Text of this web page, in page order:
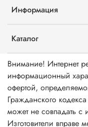
Информация
Каталог
Внимание! Интернет
информационный
офертой,
Гражданского
может не совпадать с
Изготовители вправе